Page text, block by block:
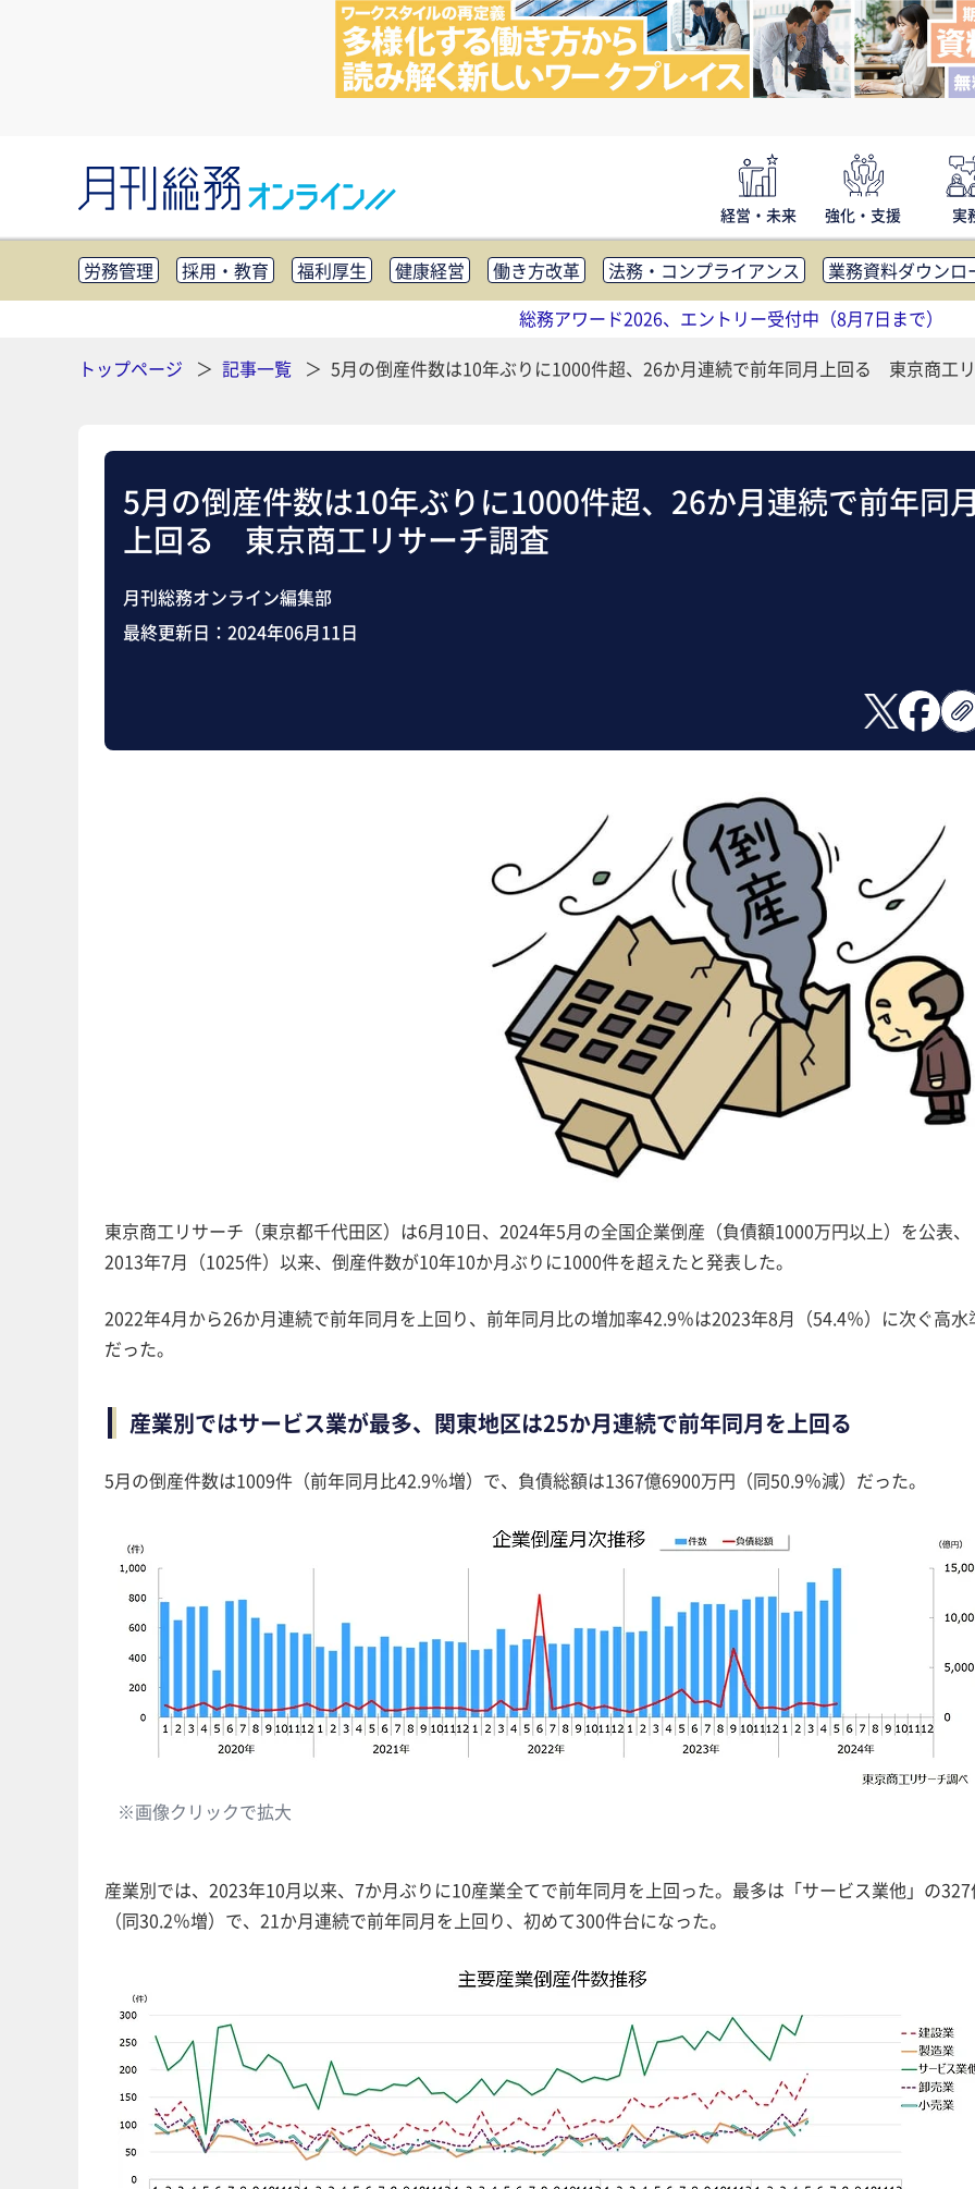
経営・未来 強化・支援 実
労務管理 採用・教育 福利厚生 健康経営 働き方改革 法務・コンプライアンス
業務資料ダウンロ
知財管理
リスクマネジメント・BCP 社外・社内広報 社外・社内コミュニケーション活性化
FM・オフ
助成金・補助金・コスト削減 アウトソーシング・BPO
調査・レ
総務アワード2026、エントリー受付中（8月7日まで）
トップページ
記事一覧 5月の倒産件数は10年ぶりに1000件超、26か月連続で前年同月上回る 東京商工
5月の倒産件数は10年ぶりに1000件超、26か月連続で前年同
上回る 東京商工リサーチ調査
月刊総務オンライン編集部
最終更新日： 2024年06月11日
東京商工リサーチ（東京都千代田区）は6月10日、2024年5月の全国企業倒産（負債額1000万円以上）を公表、
2013年7月（1025件）以来、倒産件数が10年10か月ぶりに1000件を超えたと発表した。
2022年4月から26か月連続で前年同月を上回り、前年同月比の増加率42.9％は2023年8月（54.4％）に次ぐ高水
だった。
産業別ではサービス業が最多、関東地区は25か月連続で前年同月を上回る
5月の倒産件数は1009件（前年同月比42.9％増）で、負債総額は1367億6900万円（同50.9％減）だった。
※画像クリックで拡大
産業別では、2023年10月以来、7か月ぶりに10産業全てで前年同月を上回った。最多は「サービス業他」の
（同30.2％増）で、21か月連続で前年同月を上回り、初めて300件台になった。